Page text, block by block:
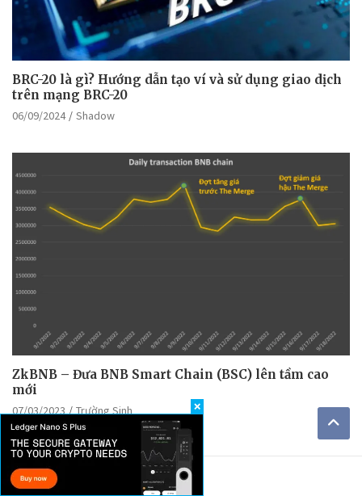
BRC-20 là gì? Hướng dẫn tạo ví và sử dụng giao dịch
trên mạng BRC-20
06/09/2024 Shadow
ZkBNB – Đưa BNB Smart Chain (BSC) lên tầm cao
mới
07/03/2023 Trường Sinh ❌